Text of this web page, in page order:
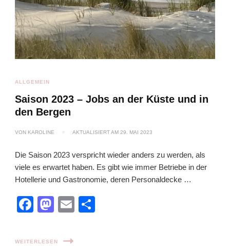
ALLGEMEIN
Saison 2023 – Jobs an der Küste und in
den Bergen
VON KAROLINE AKTUALISIERT AM 29. MAI 2023
Die Saison 2023 verspricht wieder anders zu werden, als
viele es erwartet haben. Es gibt wie immer Betriebe in der
Hotellerie und Gastronomie, deren Personaldecke …
Facebook
Mastodon
Email
WEITERLESEN